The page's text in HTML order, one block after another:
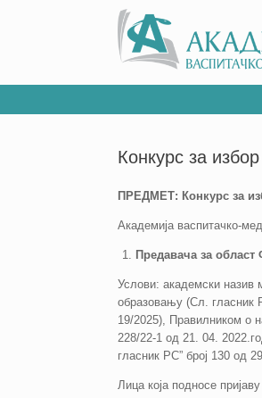
Конкурс за
ПРЕДМЕТ: Конкурс за
Академија васпитачко-
Предавача за област
Услови: академски назив
образовању (Сл. гласник
19/2025), Правилником о
228/22-1 од 21. 04.
гласник РС” број 130 од
Лица која подносе